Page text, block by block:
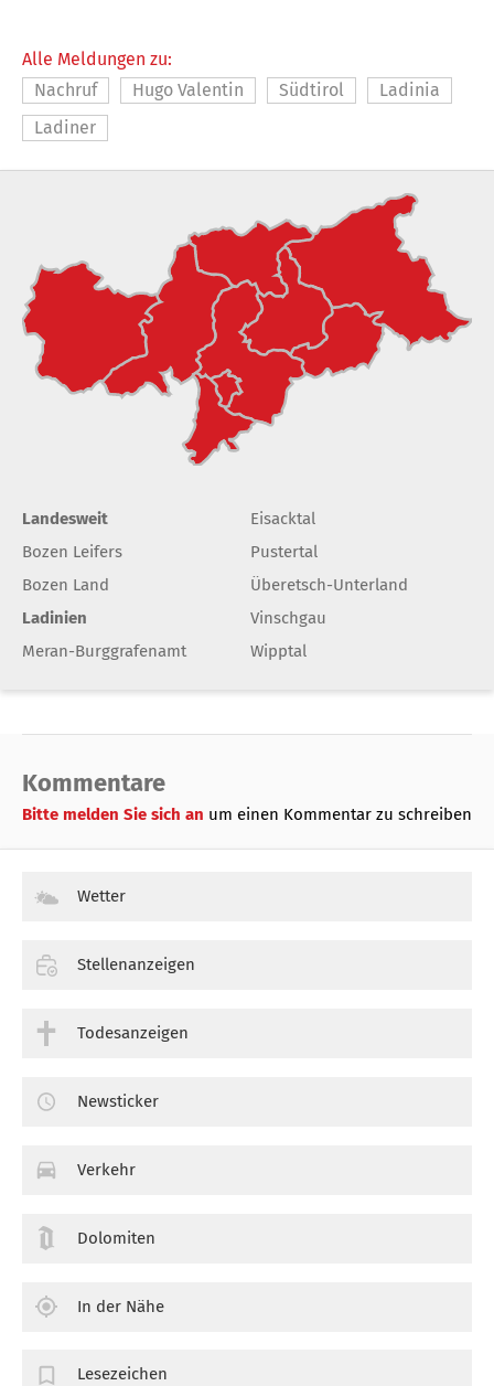
Alle Meldungen zu:
Nachruf
Hugo Valentin Südtirol
Ladinia
Ladiner
Landesweit
Bozen Leifers
Bozen Land
Ladinien
Meran-Burggrafenamt
Eisacktal
Pustertal
Überetsch-Unterland
Vinschgau
Wipptal
Kommentare
Bitte melden Sie sich an um einen Kommentar zu schreiben
Wetter
Stellenanzeigen
Todesanzeigen
Newsticker
Verkehr
Dolomiten
In der Nähe
Lesezeichen